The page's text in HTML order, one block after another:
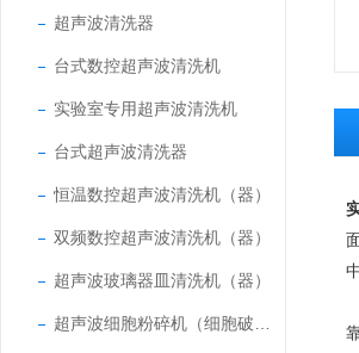
超声波清洗器
台式数控超声波清洗机
实验室专用超声波清洗机
台式超声波清洗器
恒温数控超声波清洗机（器）
双频数控超声波清洗机（器）
超声波玻璃器皿清洗机（器）